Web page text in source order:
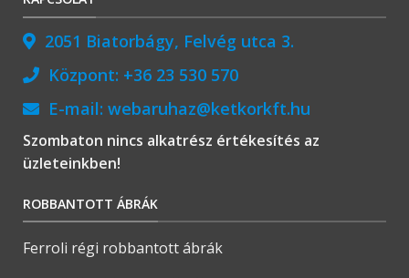
2051 Biatorbágy, Felvég utca 3.
Központ: +36 23 530 570
E-mail: webaruhaz@ketkorkft.hu
Szombaton nincs alkatrész értékesítés az
üzleteinkben!
ROBBANTOTT ÁBRÁK
Ferroli régi robbantott ábrák